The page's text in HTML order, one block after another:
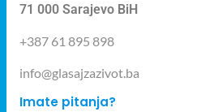
71 000 Sarajevo BiH
+387 61 895 898
info@glasajzazivot.ba
Imate pitanja?